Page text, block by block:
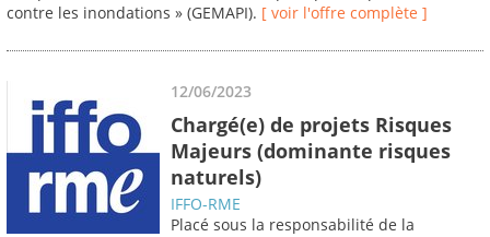
contre les inondations » (GEMAPI). [ voir l'offre complète ]
12/06/2023
Chargé(e) de projets Risques
Majeurs (dominante risques
naturels)
IFFO-RME
Placé sous la responsabilité de la